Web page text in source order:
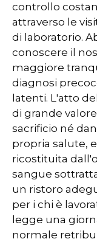
controllo
attraverso le
di laboratorio.
conoscere il
maggiore
diagnosi
latenti. L'atto
di grande
sacrificio né
propria salute,
ricostituita
sangue
un ristoro
per i chi è
legge una
normale